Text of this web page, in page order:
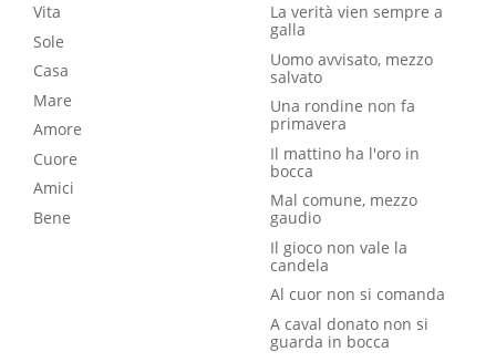
Vita
Sole
Casa
Mare
Amore
Cuore
Amici
Bene
La verità vien sempre a
galla
Uomo avvisato, mezzo
salvato
Una rondine non fa
primavera
Il mattino ha l'oro in
bocca
Mal comune, mezzo
gaudio
Il gioco non vale la
candela
Al cuor non si comanda
A caval donato non si
guarda in bocca